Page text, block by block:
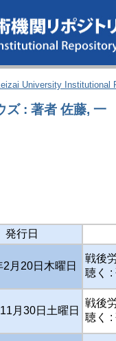
University Institutional
ズ : 著者 佐藤, 一
発行日
2月20日木曜日
戦後
聴く :
月30日土曜日
戦後
聴く :